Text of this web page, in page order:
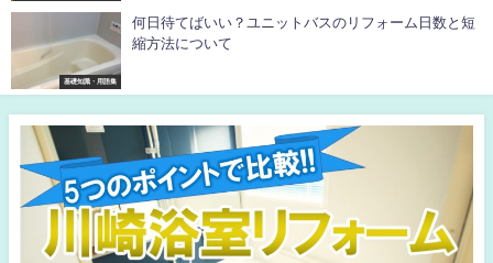
基礎知識・用語集
何日待てばいい？ユニットバスのリフォーム日数と短
縮方法について